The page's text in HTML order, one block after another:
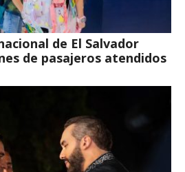
de El Salvador
de pasajeros atendidos